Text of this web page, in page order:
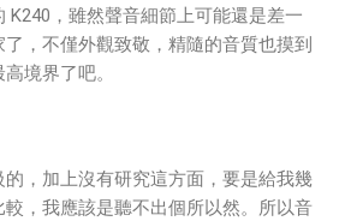
K240，雖然聲音細節上可能還是差一
，不僅外觀致敬，精隨的音質也摸到
境界了吧。
，加上沒有研究這方面，要是給我幾
，我應該是聽不出個所以然。所以音